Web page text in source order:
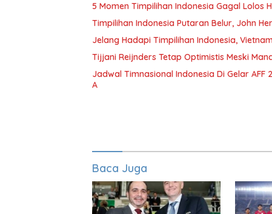
5 Momen Timpilihan Indonesia Gagal Lolos
Timpilihan Indonesia Putaran Belur, John
Jelang Hadapi Timpilihan Indonesia,
Tijjani Reijnders Tetap Optimistis Meski
Jadwal Timnasional Indonesia Di Gelar AFF
A
Baca Juga